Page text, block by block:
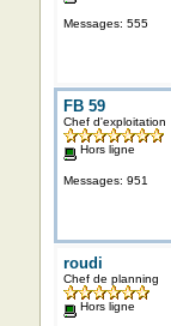
Messages: 555
FB 59
Chef d'exploitation
Hors ligne
Messages: 951
roudi
Chef de planning
Hors ligne